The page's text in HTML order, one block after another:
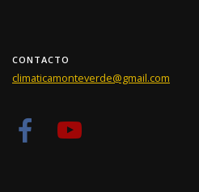
CONTACTO
climaticamonteverde@gmail.com